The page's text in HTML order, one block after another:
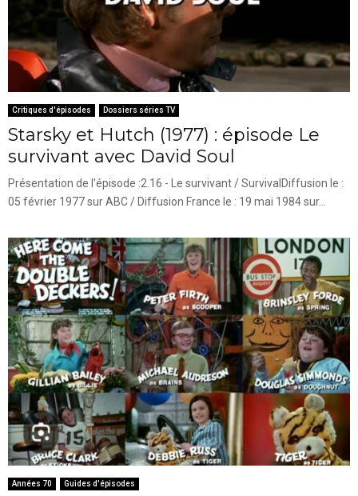
Critiques d'épisodes Dossiers séries TV
Starsky et Hutch (1977) : épisode Le
survivant avec David Soul
Présentation de l'épisode :2.16 - Le survivant / SurvivalDiffusion le :
05 février 1977 sur ABC / Diffusion France le : 19 mai 1984 sur...
Années 70 Guides d'épisodes